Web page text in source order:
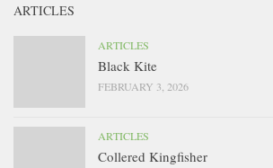
ARTICLES
ARTICLES
Black Kite
FEBRUARY 3, 2026
ARTICLES
Collered Kingfisher